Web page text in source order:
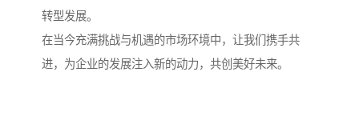
转型发展。
在当今充满挑战与机遇的市场环境中，让我们携手共
进，为企业的发展注入新的动力，共创美好未来。